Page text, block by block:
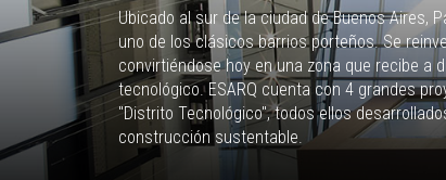
Ubicado al sur de la ciudad de Buenos Aires,
uno de los clásicos barrios porteños. Se
convirtiéndose hoy en una zona que recibe a
tecnológico. ESARQ cuenta con 4 grandes
"Distrito Tecnológico", todos ellos
construcción sustentable.